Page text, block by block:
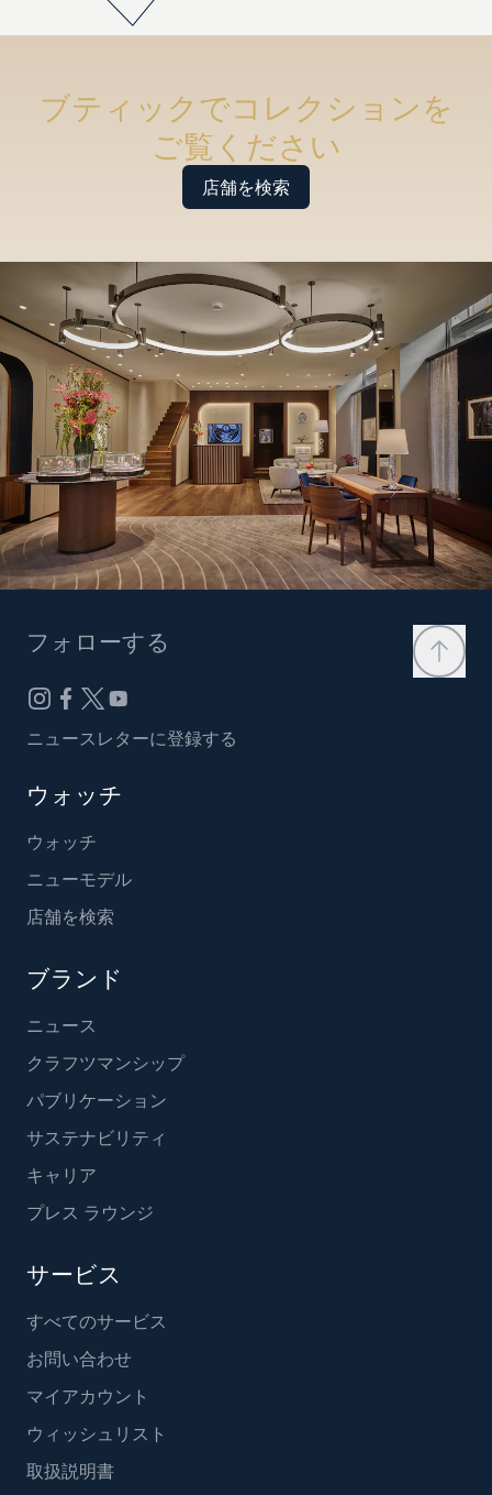
ブティックでコレクションを
ご覧ください
店舗を検索
フォローする
ニュースレターに登録する
ウォッチ
ウォッチ
ニューモデル
店舗を検索
ブランド
ニュース
クラフツマンシップ
パブリケーション
サステナビリティ
キャリア
プレス ラウンジ
サービス
すべてのサービス
お問い合わせ
マイアカウント
ウィッシュリスト
取扱説明書